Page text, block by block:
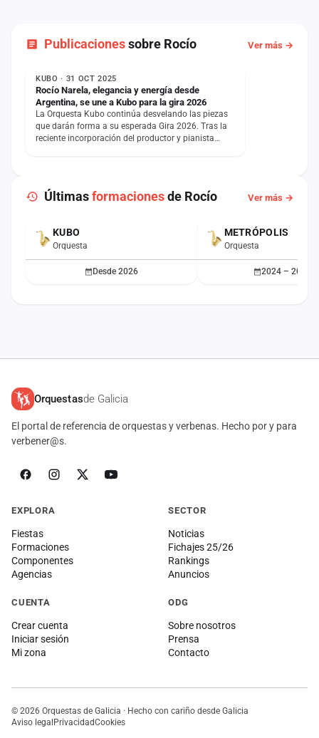
Publicacionessobre Rocío Ver más →
NOTICIA
KUBO · 31 OCT 2025
Rocío Narela, elegancia y energía desde
Argentina, se une a Kubo para la gira 2026
La Orquesta Kubo continúa desvelando las piezas
que darán forma a su esperada Gira 2026. Tras la
reciente incorporación del productor y pianista
Últimasformacionesde Rocío Ver más →
ACTUALKUBO
Orquesta
Desde 2026
METRÓPOLIS
Orquesta
2024 – 2025
Orquestasde Galicia
El portal de referencia de orquestas y verbenas. Hecho por y para
verbener@s.
EXPLORA
Fiestas
Formaciones
Componentes
Agencias
SECTOR
Noticias
Fichajes 25/26
Rankings
Anuncios
CUENTA
Crear cuenta
Iniciar sesión
Mi zona
ODG
Sobre nosotros
Prensa
Contacto
© 2026 Orquestas de Galicia · Hecho con cariño desde Galicia
Aviso legal PrivacidadCookies